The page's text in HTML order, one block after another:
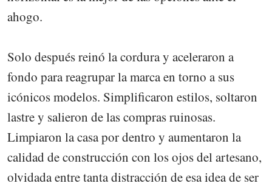
ahogo.
Solo después reinó la cordura y aceleraron a
fondo para reagrupar la marca en torno a sus
icónicos modelos. Simplificaron estilos, soltaron
lastre y salieron de las compras ruinosas.
Limpiaron la casa por dentro y aumentaron la
calidad de construcción con los ojos del artesano,
olvidada entre tanta distracción de esa idea de ser